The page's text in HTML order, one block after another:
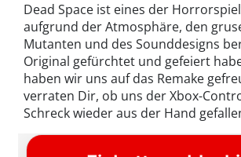
Dead Space ist eines der
aufgrund der Atmosphäre, den
Mutanten und des Sounddesigns
Original gefürchtet und gefeiert
haben wir uns auf das Remake
verraten Dir, ob uns der Xbox-
Schreck wieder aus der Hand